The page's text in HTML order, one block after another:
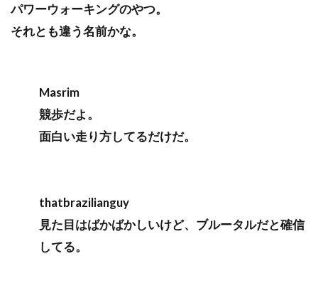
パワーウォーキングのやつ。
それとも違う名前かな。
Masrim
競歩だよ。
面白い走り方してるだけだ。
thatbrazilianguy
見た目はばかばかしいけど、ブルータルだと確信
してる。